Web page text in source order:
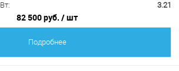
3.21
82 500 руб. / шт
Подробнее